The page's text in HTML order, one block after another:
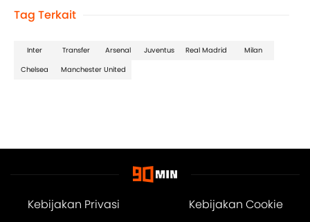
Tag Terkait
Inter Transfer Arsenal Juventus Real Madrid
Milan
Chelsea
Manchester United
Kebijakan Privasi
Kebijakan Cookie